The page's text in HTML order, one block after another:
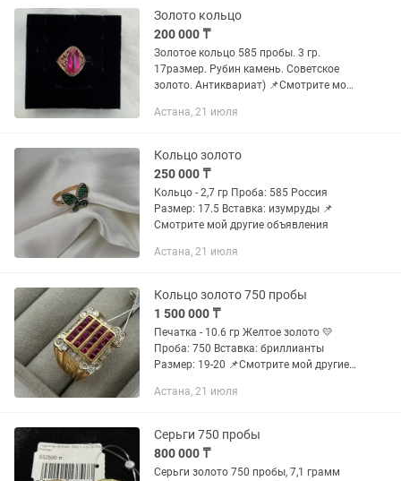
Золото кольцо
200 000 ₸
Золотое кольцо 585 пробы. 3 гр.
17размер. Рубин камень. Советское
золото. Антиквариат) 📌Смотрите мой
Астана, 21 июля
Кольцо золото
250 000 ₸
Кольцо - 2,7 гр Проба: 585 Россия
Размер: 17.5 Вставка: изумруды 📌
Смотрите мой другие объявления
Астана, 21 июля
Кольцо золото 750 пробы
1 500 000 ₸
Печатка - 10.6 гр Желтое золото 💛
Проба: 750 Вставка: бриллианты
Размер: 19-20 📌Смотрите мой другие
Астана, 21 июля
Серьги 750 пробы
800 000 ₸
Серьги золото 750 пробы, 7,1 грамм